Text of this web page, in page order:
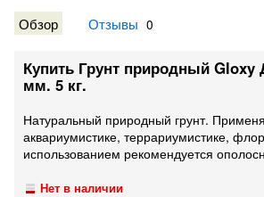
Обзор Отзывы 0
Купить Грунт природный Gloxy
мм. 5 кг.
Натуральный природный грунт.
аквариумистике, террариумистике,
использованием рекомендуется
Нет в наличии